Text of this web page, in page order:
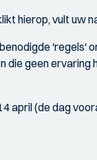
hierop, vult uw
'regels'
geen
april (de dag